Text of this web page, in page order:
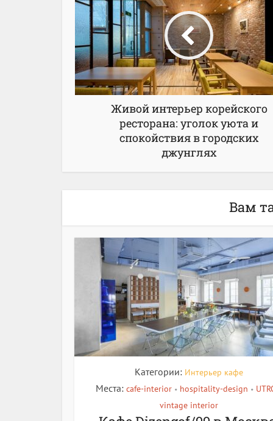
Живой интерьер корейского
ресторана: уголок уюта и
спокойствия в городских
джунглях
Вам
Категории: Интерьер кафе
Места: cafe-interior • hospitality-design •
vintage interior